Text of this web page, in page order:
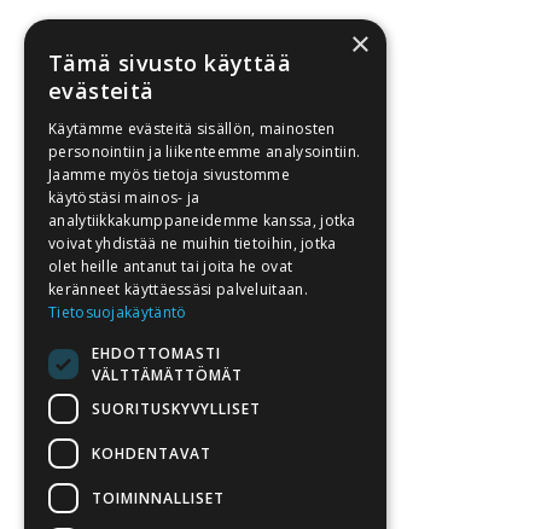
×
Tämä sivusto käyttää
evästeitä
Käytämme evästeitä sisällön, mainosten
personointiin ja liikenteemme analysointiin.
Jaamme myös tietoja sivustomme
käytöstäsi mainos- ja
analytiikkakumppaneidemme kanssa, jotka
voivat yhdistää ne muihin tietoihin, jotka
olet heille antanut tai joita he ovat
keränneet käyttäessäsi palveluitaan.
Tietosuojakäytäntö
EHDOTTOMASTI
VÄLTTÄMÄTTÖMÄT
SUORITUSKYVYLLISET
KOHDENTAVAT
TOIMINNALLISET